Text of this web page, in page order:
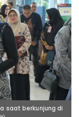
saat berkunjung di